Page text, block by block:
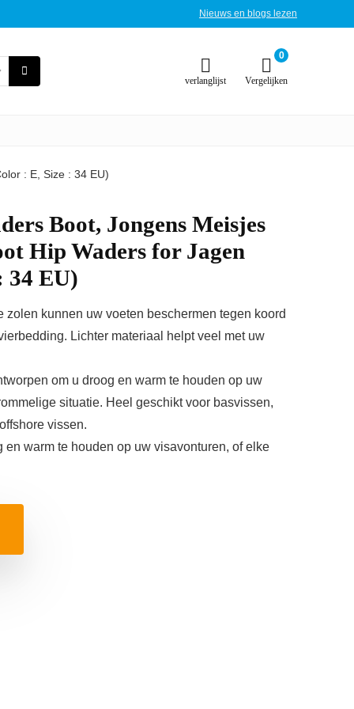
Nieuws en blogs lezen
verlanglijst
0
Vergelijken
: E, Size : 34 EU)
Boot, Jongens Meisjes
Hip Waders for Jagen
34 EU)
zolen kunnen uw voeten beschermen tegen koord
Lichter materiaal helpt veel met uw
om u droog en warm te houden op uw
situatie. Heel geschikt voor basvissen,
vissen.
en warm te houden op uw visavonturen, of elke